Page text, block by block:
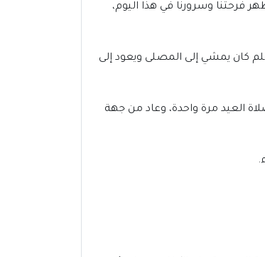
فرحتنا وسرورنا في هذا اليوم،
كان يمشي إلى المصلى ويعود إلى
العيد مرة واحدة، وعاد من جهة